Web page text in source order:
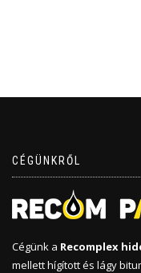
CÉGÜNKRŐL
Cégünk a Recomplex
mellett hígított és lágy